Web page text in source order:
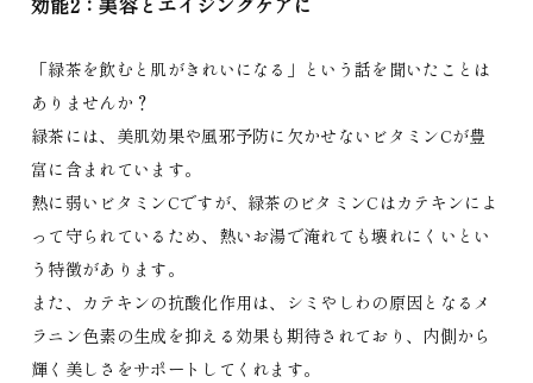
「緑茶を飲むと肌がきれいになる」という話を聞いたことは
ありませんか？
緑茶には、美肌効果や風邪予防に欠かせないビタミンCが豊
富に含まれています。
熱に弱いビタミンCですが、緑茶のビタミンCはカテキンによ
って守られているため、熱いお湯で淹れても壊れにくいとい
う特徴があります。
また、カテキンの抗酸化作用は、シミやしわの原因となるメ
ラニン色素の生成を抑える効果も期待されており、内側から
輝く美しさをサポートしてくれます。